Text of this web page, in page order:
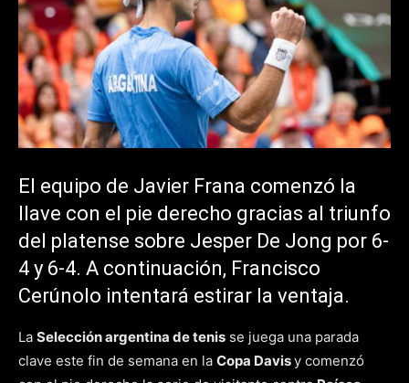
El equipo de Javier Frana comenzó la
llave con el pie derecho gracias al triunfo
del platense sobre Jesper De Jong por 6-
4 y 6-4. A continuación, Francisco
Cerúnolo intentará estirar la ventaja.
La Selección argentina de tenis se juega una parada
clave este fin de semana en la Copa Davisy comenzó